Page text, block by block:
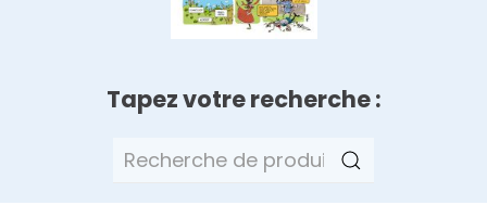
Tapez votre recherche :
Recherche